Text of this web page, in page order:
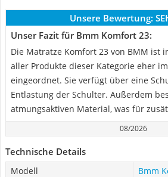
Unsere Bewertung:
Unser Fazit für Bmm Komfort 23:
Die Matratze Komfort 23 von BMM ist
aller Produkte dieser Kategorie eher
eingeordnet. Sie verfügt über eine
Entlastung der Schulter. Außerdem
atmungsaktiven Material, was für
08/2026
Technische Details
Modell
Bmm